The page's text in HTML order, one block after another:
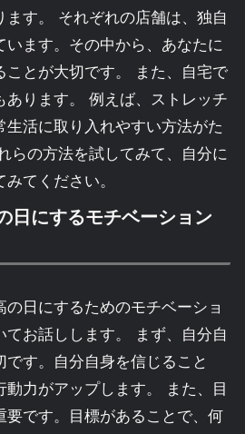
ます。 それぞれの店舗は、独自
います。その中から、あなたに
ことが大切です。 また、自宅で
あります。 例えば、ストレッチ
生活に取り入れやすい方法がた
らの方法を試してみて、自分に
てください。
日にするモチベーション
日にするためのモチベーショ
てお話しします。 まず、自分自
す。自分自身を信じること
動力がアップします。 また、目
要です。目標があることで、何